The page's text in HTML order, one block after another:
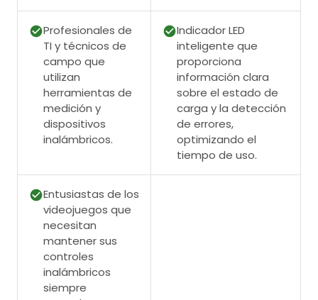
Profesionales de
TI y técnicos de
campo que
utilizan
herramientas de
medición y
dispositivos
inalámbricos.
Indicador LED
inteligente que
proporciona
información clara
sobre el estado de
carga y la detección
de errores,
optimizando el
tiempo de uso.
Entusiastas de los
videojuegos que
necesitan
mantener sus
controles
inalámbricos
siempre